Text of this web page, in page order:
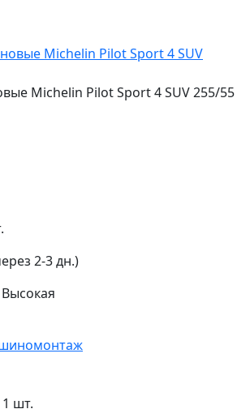
Michelin Pilot Sport 4 SUV 255/55
2-3 дн.)
Высокая
шиномонтаж
шт.